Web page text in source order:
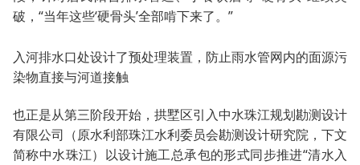
破，“当年这些‘硬骨头’全部啃下来了。”
入河排水口处设计了预处理装置，防止雨水管网内的面源污
染物直接与河道接触
也正是从第三阶段开始，拱墅区引入中水珠江规划勘测设计
有限公司（原水利部珠江水利委员会勘测设计研究院，下文
简称中水珠江）以设计施工总承包的形式同步推进“清水入